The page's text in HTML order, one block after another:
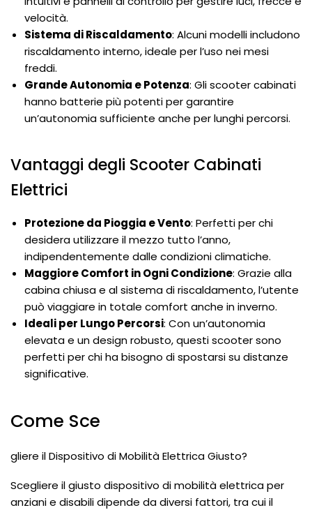
velocità.
Sistema di Riscaldamento: Alcuni modelli includono
riscaldamento interno, ideale per l’uso nei mesi
freddi.
Grande Autonomia e Potenza: Gli scooter cabinati
hanno batterie più potenti per garantire
un’autonomia sufficiente anche per lunghi percorsi.
Vantaggi degli Scooter Cabinati
Elettrici
Protezione da Pioggia e Vento: Perfetti per chi
desidera utilizzare il mezzo tutto l’anno,
indipendentemente dalle condizioni climatiche.
Maggiore Comfort in Ogni Condizione: Grazie alla
cabina chiusa e al sistema di riscaldamento, l’utente
può viaggiare in totale comfort anche in inverno.
Ideali per Lungo Percorsi: Con un’autonomia
elevata e un design robusto, questi scooter sono
perfetti per chi ha bisogno di spostarsi su distanze
significative.
Come Sce
gliere il Dispositivo di Mobilità Elettrica Giusto?
Scegliere il giusto dispositivo di mobilità elettrica per
anziani e disabili dipende da diversi fattori, tra cui il